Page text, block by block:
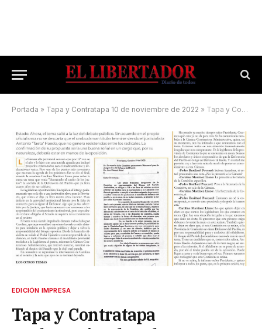
Portada » Tapa y Contratapa 10 de noviembre de 2022 » Tapa y Contratapa 10 de noviembre de 2023
EDICIÓN IMPRESA
Tapa y Contratapa